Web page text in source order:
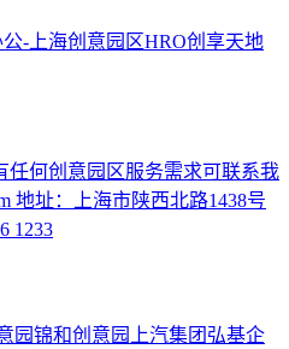
HRO创享天地
任何创意园区服务需求可联系我
地址：上海市陕西北路1438号
1233
园锦和创意园 上汽集团 弘基企